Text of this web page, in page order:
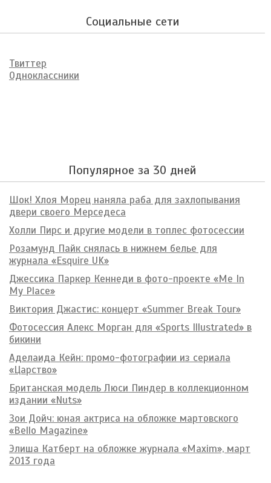
Социальные сети
Твиттер
Одноклассники
Популярное за 30 дней
Шок! Хлоя Морец наняла раба для захлопывания
двери своего Мерседеса
Холли Пирс и другие модели в топлес фотосессии
Розамунд Пайк снялась в нижнем белье для
журнала «Esquire UK»
Джессика Паркер Кеннеди в фото-проекте «Me In
My Place»
Виктория Джастис: концерт «Summer Break Tour»
Фотосессия Алекс Морган для «Sports Illustrated» в
бикини
Аделаида Кейн: промо-фотографии из сериала
«Царство»
Британская модель Люси Пиндер в коллекционном
издании «Nuts»
Зои Дойч: юная актриса на обложке мартовского
«Bello Magazine»
Элиша Катберт на обложке журнала «Maxim», март
2013 года